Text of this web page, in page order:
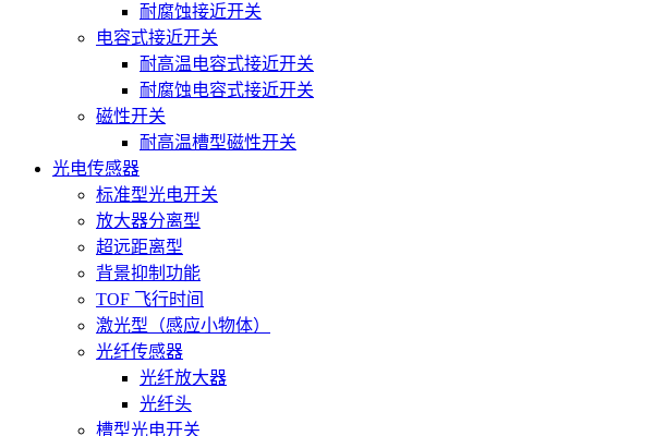
耐腐蚀接近开关
电容式接近开关
耐高温电容式接近开关
耐腐蚀电容式接近开关
磁性开关
耐高温槽型磁性开关
光电传感器
标准型光电开关
放大器分离型
超远距离型
背景抑制功能
TOF 飞行时间
激光型（感应小物体）
光纤传感器
光纤放大器
光纤头
槽型光电开关